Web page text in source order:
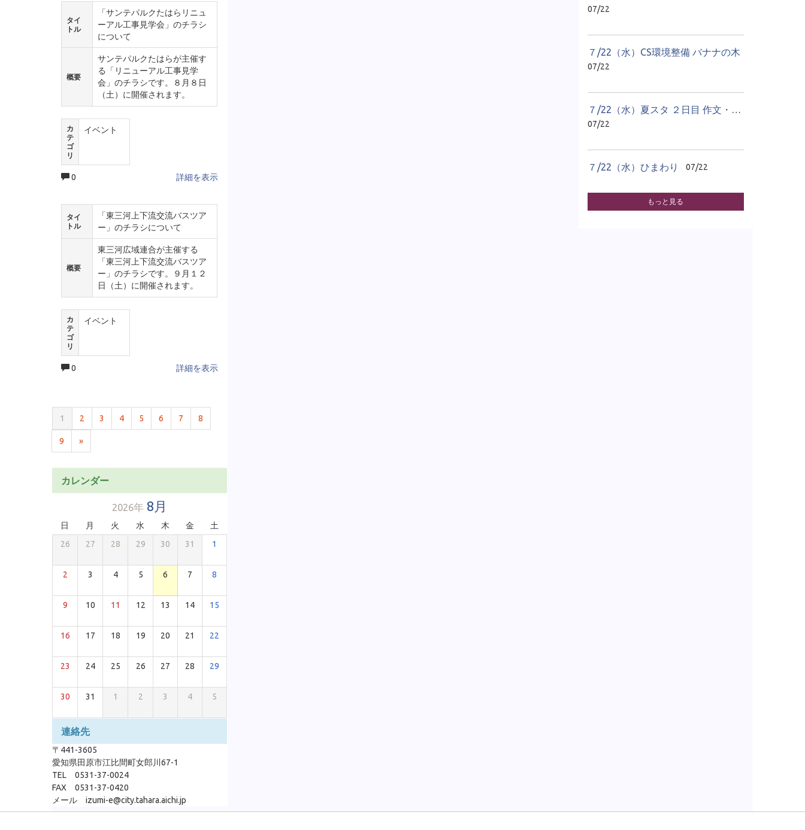
タイ
トル
「サンテパルクたはらリニュ
ーアル工事見学会」のチラシ
について
概要
サンテパルクたはらが主催す
る「リニューアル工事見学
会」のチラシです。８月８日
（土）に開催されます。
カ
テ
ゴ
リ
イベント
0 詳細を表示
タイ
トル
「東三河上下流交流バスツア
ー」のチラシについて
概要
東三河広域連合が主催する
「東三河上下流交流バスツア
ー」のチラシです。９月１２
日（土）に開催されます。
カ
テ
ゴ
リ
イベント
0 詳細を表示
1 2 3 4 5 6 7 8
9 »
カレンダー
2026年 8月
日 月 火 水 木 金
土
26
27 28 29 30 31 1
2 3 4 5 6 7 8
9 10 11 12 13 14 15
16 17 18 19 20 21 22
23 24 25 26 27 28 29
30 31 1 2 3 4 5
連絡先
〒441-3605
愛知県田原市江比間町女郎川67-1
TEL 0531-37-0024
FAX 0531-37-0420
メール izumi-e@city.tahara.aichi.jp
07/22
７/22（水）CS環境整備 バナナの木
07/22
７/22（水）夏スタ ２日目 作文・感想文教室
07/22
７/22（水）ひまわり 07/22
もっと見る